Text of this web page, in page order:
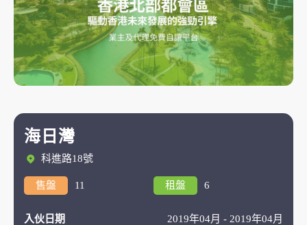
海日灣
科進路18號
售盤 11 租盤 6
入伙日期
2019年04月 - 2019年04月